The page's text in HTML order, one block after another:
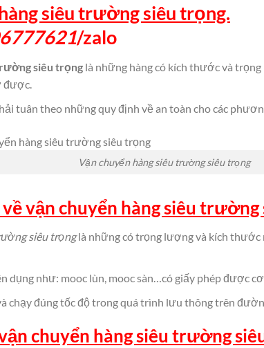
siêu trường siêu trọng.
/zalo
siêu trọng là những hàng có kích thước và
được.
tuân theo những quy định về an toàn cho các
Vận chuyển hàng siêu trường siêu trọng
vận chuyển hàng siêu trường
siêu trọnglà những có trọng lượng và kích
dụng như: mooc lùn, mooc sàn…có giấy phép được
chạy đúng tốc độ trong quá trình lưu thông trên
chuyển hàng siêu trường